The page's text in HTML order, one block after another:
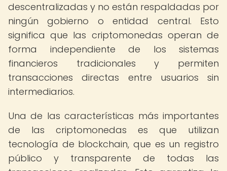
descentralizadas y no están respaldadas por
ningún gobierno o entidad central. Esto
significa que las criptomonedas operan de
forma independiente de los sistemas
financieros tradicionales y permiten
transacciones directas entre usuarios sin
intermediarios.
Una de las características más importantes
de las criptomonedas es que utilizan
tecnología de blockchain, que es un registro
público y transparente de todas las